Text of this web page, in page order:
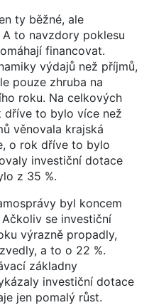
ty běžné, ale
to navzdory poklesu
financovat.
výdajů než příjmů,
pouze zhruba na
roku. Na celkových
dříve to bylo více než
věnovala krajská
o rok dříve to bylo
investiční dotace
z 35 %.
byl koncem
se investiční
výrazně propadly,
a to o 22 %.
základny
investiční dotace
jen pomalý růst.